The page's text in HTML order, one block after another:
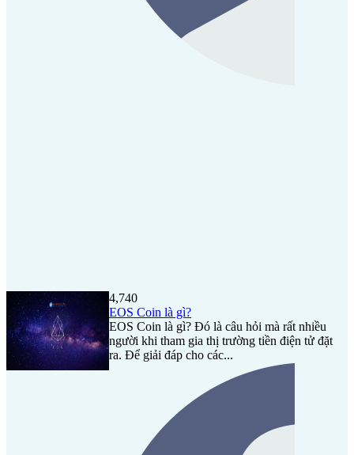
4,740
EOS Coin là gì?
EOS Coin là gì? Đó là câu hỏi mà rất nhiều
người khi tham gia thị trường tiền điện tử đặt
ra. Để giải đáp cho các...